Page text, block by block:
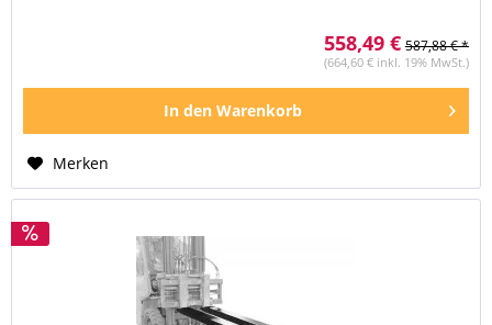
558,49 € 587,88 € *
(664,60 € inkl. 19% MwSt.)
In den Warenkorb
Merken